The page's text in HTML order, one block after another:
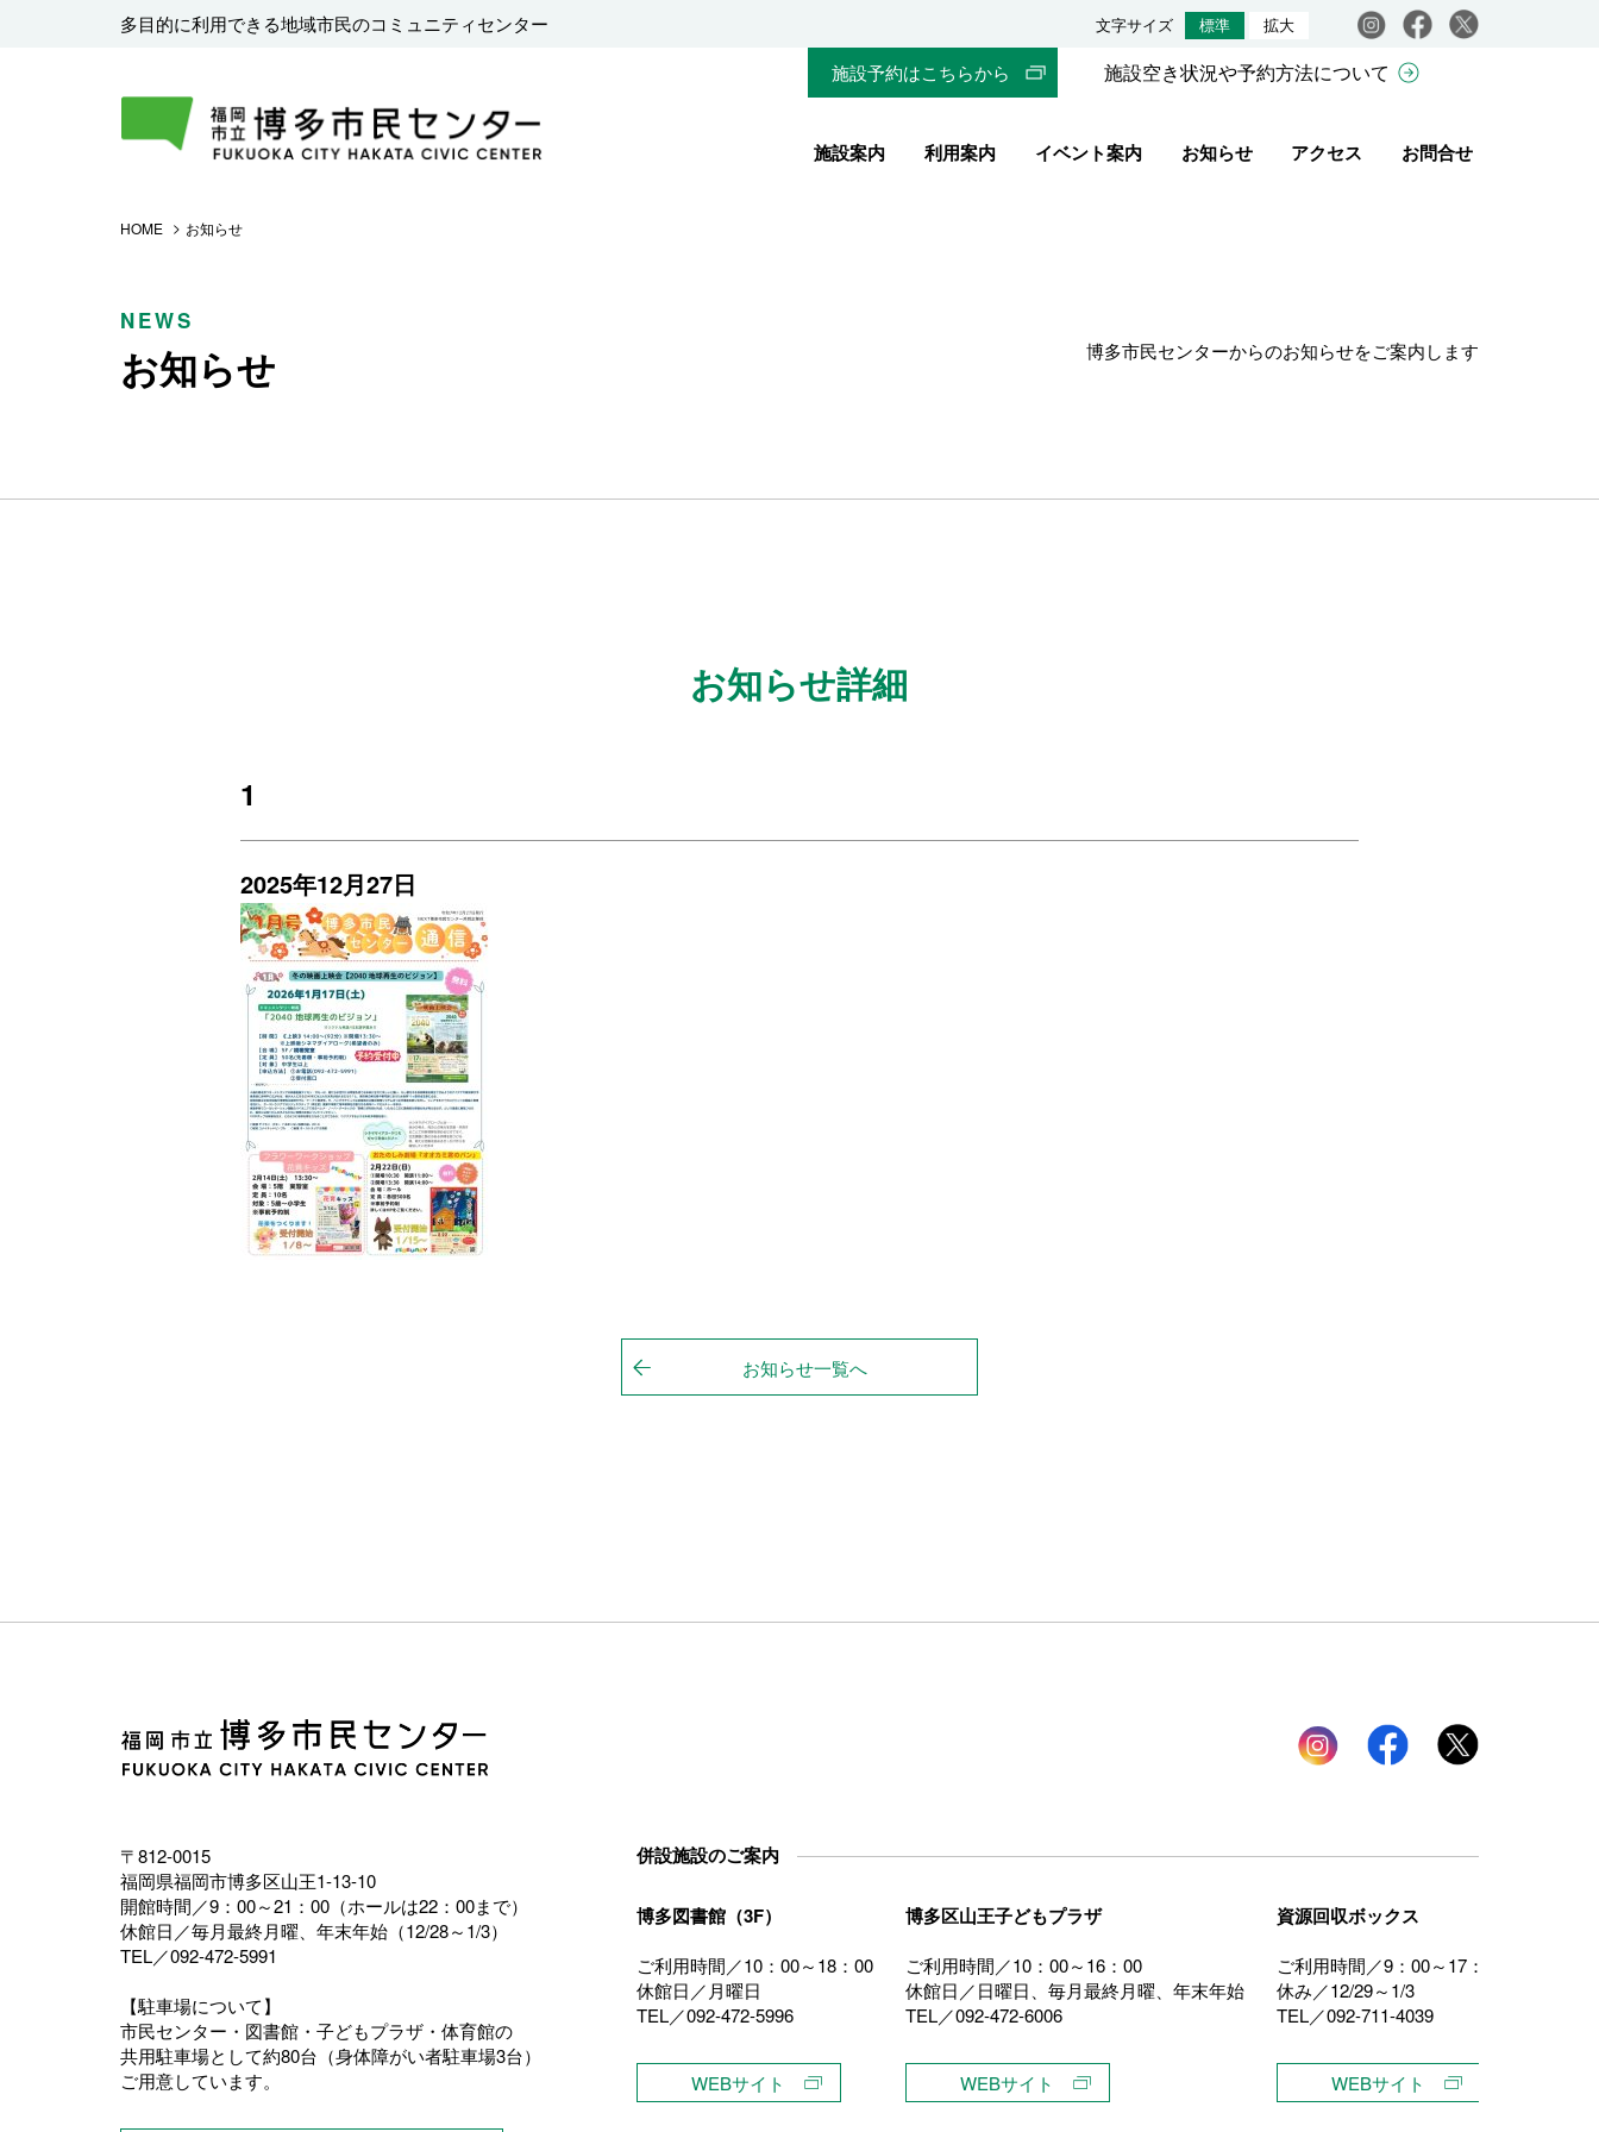
多目的に利用できる地域市民のコミュニティセンター 文字サイズ 標準 拡大 Instagramfacebook
施設予約はこちらから
施設空き状況や予約方法について
施設案内 利用案内 イベント案内 お知らせ アクセス お問合せ
HOME お知らせ
NEWS
お知らせ 博多市民センターからのお知らせをご案内します
お知らせ詳細
1
2025年12月27日
お知らせ一覧へ
Instagram facebook
〒812-0015
福岡県福岡市博多区山王1-13-10
開館時間／9：00～21：00（ホールは22：00まで）
休館日／毎月最終月曜、年末年始（12/28～1/3）
TEL／092-472-5991
【駐車場について】
市民センター・図書館・子どもプラザ・体育館の
共用駐車場として約80台（身体障がい者駐車場3台）
ご用意しています。
併設施設のご案内
博多図書館（3F）
ご利用時間／10：00～18：00
休館日／月曜日
TEL／092-472-5996
WEBサイト
博多区山王子どもプラザ
ご利用時間／10：00～16：00
休館日／日曜日、毎月最終月曜、年末年始
TEL／092-472-6006
WEBサイト
資源回収ボックス
ご利用時間／9：00～17：00
休み／12/29～1/3
TEL／092-711-4039
WEBサイト